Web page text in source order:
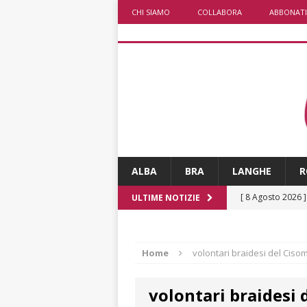
CHI SIAMO COLLABORA ABBONATI
ALBA BRA LANGHE
ULTIME NOTIZIE [ 8 Agosto 2026 ]
[ 8 Agosto 2026
Home volontari braidesi del Cisom
volontari braidesi